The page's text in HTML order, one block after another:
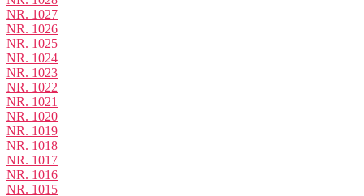
NR. 1027
NR. 1026
NR. 1025
NR. 1024
NR. 1023
NR. 1022
NR. 1021
NR. 1020
NR. 1019
NR. 1018
NR. 1017
NR. 1016
NR. 1015